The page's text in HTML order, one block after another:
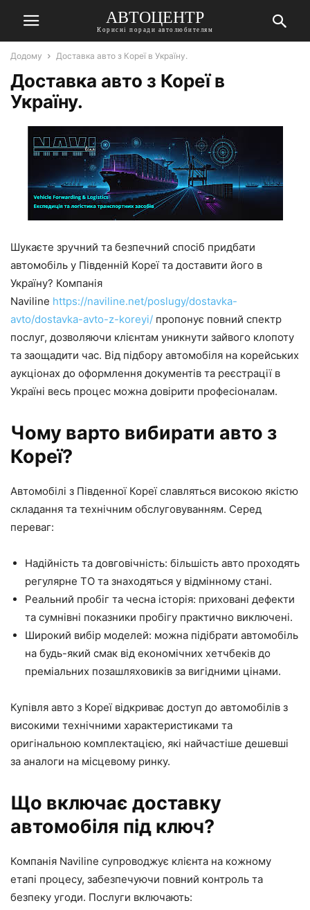
АВТОЦЕНТР
Корисні поради автолюбителям
Додому Доставка авто з Кореї в Україну.
Доставка авто з Кореї в
Україну.
Шукаєте зручний та безпечний спосіб придбати
автомобіль у Південній Кореї та доставити його в
Україну? Компанія
Naviline https://naviline.net/poslugy/dostavka-
avto/dostavka-avto-z-koreyi/ пропонує повний спектр
послуг, дозволяючи клієнтам уникнути зайвого клопоту
та заощадити час. Від підбору автомобіля на корейських
аукціонах до оформлення документів та реєстрації в
Україні весь процес можна довірити професіоналам.
Чому варто вибирати авто з
Кореї?
Автомобілі з Південної Кореї славляться високою якістю
складання та технічним обслуговуванням. Серед
переваг:
Надійність та довговічність: більшість авто проходять
регулярне ТО та знаходяться у відмінному стані.
Реальний пробіг та чесна історія: приховані дефекти
та сумнівні показники пробігу практично виключені.
Широкий вибір моделей: можна підібрати автомобіль
на будь-який смак від економічних хетчбеків до
преміальних позашляховиків за вигідними цінами.
Купівля авто з Кореї відкриває доступ до автомобілів з
високими технічними характеристиками та
оригінальною комплектацією, які найчастіше дешевші
за аналоги на місцевому ринку.
Що включає доставку
автомобіля під ключ?
Компанія Naviline супроводжує клієнта на кожному
етапі процесу, забезпечуючи повний контроль та
безпеку угоди. Послуги включають: